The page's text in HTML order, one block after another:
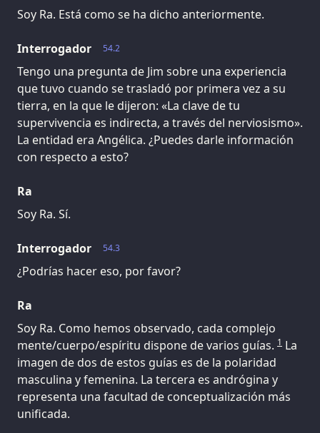
Soy Ra. Está como se ha dicho anteriormente.
54.2
Interrogador
Tengo una pregunta de Jim sobre una experiencia
que tuvo cuando se trasladó por primera vez a su
tierra, en la que le dijeron: «La clave de tu
supervivencia es indirecta, a través del nerviosismo».
La entidad era Angélica. ¿Puedes darle información
con respecto a esto?
Ra
Soy Ra. Sí.
54.3
Interrogador
¿Podrías hacer eso, por favor?
Ra
Soy Ra. Como hemos observado, cada complejo
mente/cuerpo/espíritu dispone de varios guías. 1 La
imagen de dos de estos guías es de la polaridad
masculina y femenina. La tercera es andrógina y
representa una facultad de conceptualización más
unificada.